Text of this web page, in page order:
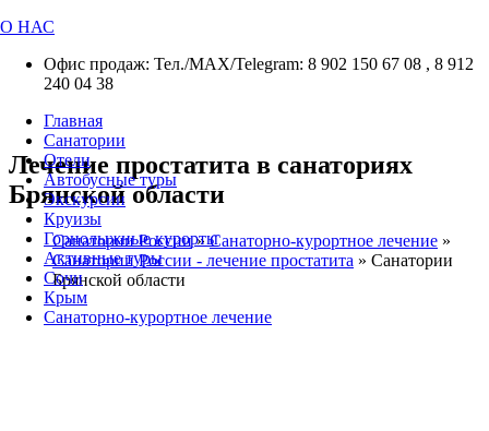
О НАС
Офис продаж: Тел./МАХ/Telegram: 8 902 150 67 08 , 8 912
240 04 38
Главная
Санатории
Отели
Автобусные туры
Экскурсии
Круизы
Горнолыжные курорты
Активные туры
Сочи
Крым
Санаторно-курортное лечение
Лечение простатита в санаториях
Брянской области
Санатории России»Санаторно-курортное лечение »
Санатории России - лечение простатита » Санатории
Брянской области